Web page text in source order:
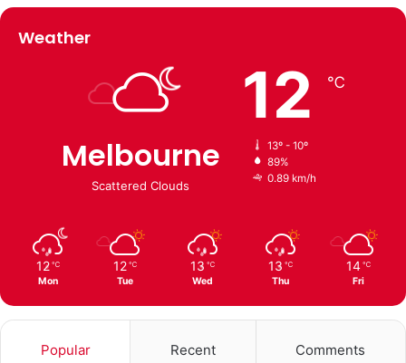
Weather
Melbourne
Scattered Clouds
12 ℃
13º - 10º
89%
0.89 km/h
12 ℃
Mon
12 ℃
Tue
13 ℃
Wed
13 ℃
Thu
14 ℃
Fri
Popular Recent Comments